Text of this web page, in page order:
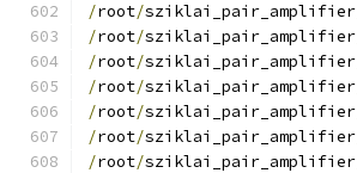
/root/sziklai_pair_amplifier
/root/sziklai_pair_amplifier
/root/sziklai_pair_amplifier
/root/sziklai_pair_amplifier
/root/sziklai_pair_amplifier
/root/sziklai_pair_amplifier
/root/sziklai_pair_amplifier